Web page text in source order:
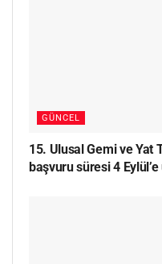
GÜNCEL
15. Ulusal Gemi ve Yat
başvuru süresi 4 Eylül’e